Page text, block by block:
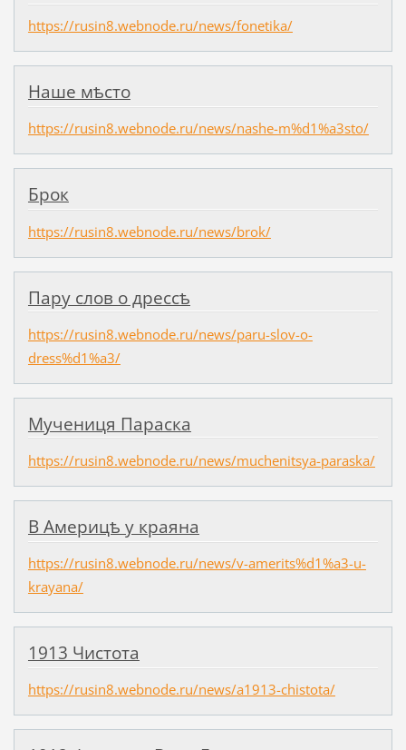
https://rusin8.webnode.ru/news/fonetika/
Наше мѣсто
https://rusin8.webnode.ru/news/nashe-m%d1%a3sto/
Брок
https://rusin8.webnode.ru/news/brok/
Пару слов о дрессѣ
https://rusin8.webnode.ru/news/paru-slov-o-
dress%d1%a3/
Мучениця Параска
https://rusin8.webnode.ru/news/muchenitsya-paraska/
В Америцѣ у краяна
https://rusin8.webnode.ru/news/v-amerits%d1%a3-u-
krayana/
1913 Чистота
https://rusin8.webnode.ru/news/a1913-chistota/